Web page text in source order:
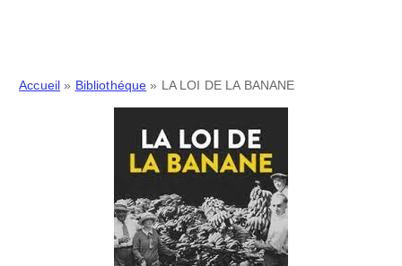
Accueil » Bibliothéque » LA LOI DE LA BANANE